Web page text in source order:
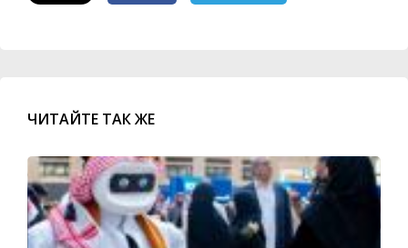
ЧИТАЙТЕ ТАК ЖЕ